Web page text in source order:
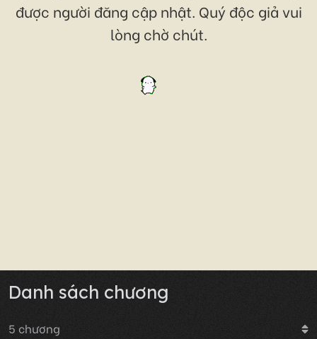
được người đăng cập nhật. Quý độc giả vui
lòng chờ chút.
Danh sách chương
5 chương